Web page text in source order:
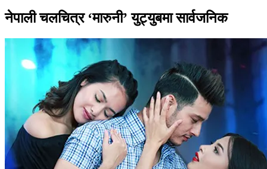
नेपाली चलचित्र ‘मारुनी’ युट्युबमा सार्वजनिक